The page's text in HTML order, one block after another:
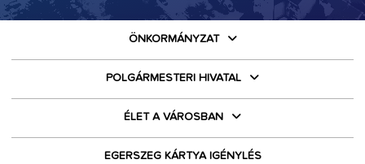
ÖNKORMÁNYZAT
POLGÁRMESTERI HIVATAL
ÉLET A VÁROSBAN
EGERSZEG KÁRTYA IGÉNYLÉS